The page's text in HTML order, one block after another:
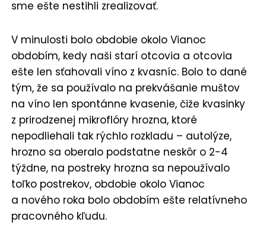
sme ešte nestihli zrealizovať.
V minulosti bolo obdobie okolo Vianoc
obdobím, kedy naši starí otcovia a otcovia
ešte len sťahovali víno z kvasníc. Bolo to dané
tým, že sa používalo na prekvášanie muštov
na víno len spontánne kvasenie, čiže kvasinky
z prirodzenej mikroflóry hrozna, ktoré
nepodliehali tak rýchlo rozkladu – autolýze,
hrozno sa oberalo podstatne neskôr o 2-4
týždne, na postreky hrozna sa nepoužívalo
toľko postrekov, obdobie okolo Vianoc
a nového roka bolo obdobím ešte relatívneho
pracovného kľudu.